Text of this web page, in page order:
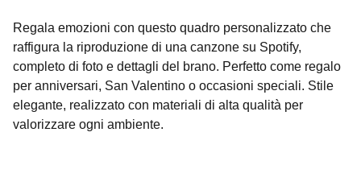
Regala emozioni con questo quadro personalizzato che
raffigura la riproduzione di una canzone su Spotify,
completo di foto e dettagli del brano. Perfetto come regalo
per anniversari, San Valentino o occasioni speciali. Stile
elegante, realizzato con materiali di alta qualità per
valorizzare ogni ambiente.